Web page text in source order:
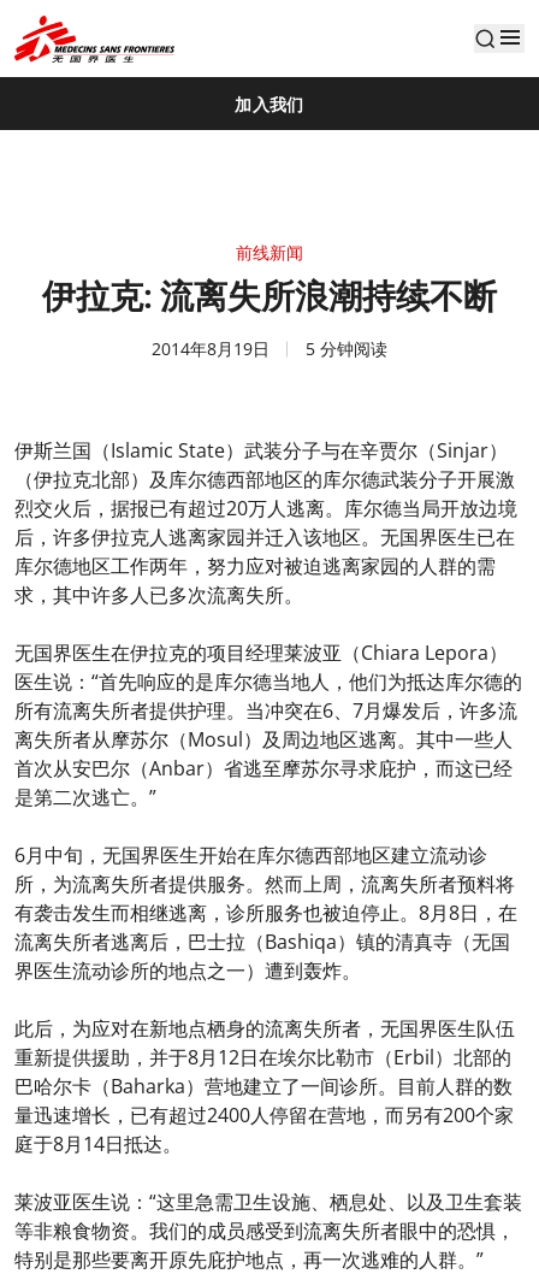
default
加入我们
前线新闻
伊拉克: 流离失所浪潮持续不断
2014年8月19日 5 分钟阅读
伊斯兰国（Islamic State）武装分子与在辛贾尔（Sinjar）
（伊拉克北部）及库尔德西部地区的库尔德武装分子开展激
烈交火后，据报已有超过20万人逃离。库尔德当局开放边境
后，许多伊拉克人逃离家园并迁入该地区。无国界医生已在
库尔德地区工作两年，努力应对被迫逃离家园的人群的需
求，其中许多人已多次流离失所。
无国界医生在伊拉克的项目经理莱波亚（Chiara Lepora）
医生说：“首先响应的是库尔德当地人，他们为抵达库尔德的
所有流离失所者提供护理。当冲突在6、7月爆发后，许多流
离失所者从摩苏尔（Mosul）及周边地区逃离。其中一些人
首次从安巴尔（Anbar）省逃至摩苏尔寻求庇护，而这已经
是第二次逃亡。”
6月中旬，无国界医生开始在库尔德西部地区建立流动诊
所，为流离失所者提供服务。然而上周，流离失所者预料将
有袭击发生而相继逃离，诊所服务也被迫停止。8月8日，在
流离失所者逃离后，巴士拉（Bashiqa）镇的清真寺（无国
界医生流动诊所的地点之一）遭到轰炸。
此后，为应对在新地点栖身的流离失所者，无国界医生队伍
重新提供援助，并于8月12日在埃尔比勒市（Erbil）北部的
巴哈尔卡（Baharka）营地建立了一间诊所。目前人群的数
量迅速增长，已有超过2400人停留在营地，而另有200个家
庭于8月14日抵达。
莱波亚医生说：“这里急需卫生设施、栖息处、以及卫生套装
等非粮食物资。我们的成员感受到流离失所者眼中的恐惧，
特别是那些要离开原先庇护地点，再一次逃难的人群。”